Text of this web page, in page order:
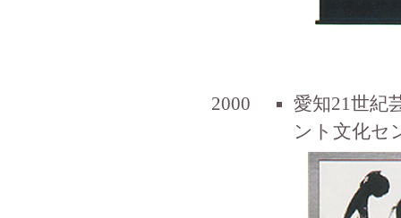
2000
愛知21世紀
ント文化セ